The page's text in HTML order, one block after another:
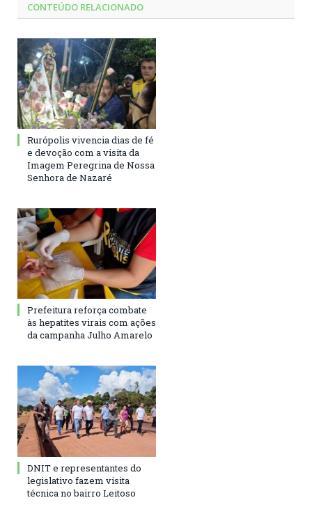
CONTEÚDO RELACIONADO
Rurópolis vivencia dias de fé
e devoção com a visita da
Imagem Peregrina de Nossa
Senhora de Nazaré
Prefeitura reforça combate
às hepatites virais com ações
da campanha Julho Amarelo
DNIT e representantes do
legislativo fazem visita
técnica no bairro Leitoso